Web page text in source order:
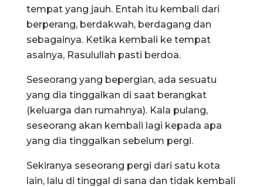
tempat yang jauh. Entah itu kembali dari
berperang, berdakwah, berdagang dan
sebagainya. Ketika kembali ke tempat
asalnya, Rasulullah pasti berdoa.
Seseorang yang bepergian, ada sesuatu
yang dia tinggalkan di saat berangkat
(keluarga dan rumahnya). Kala pulang,
seseorang akan kembali lagi kepada apa
yang dia tinggalkan sebelum pergi.
Sekiranya seseorang pergi dari satu kota
lain, lalu di tinggal di sana dan tidak kembali